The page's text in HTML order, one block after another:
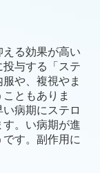
る効果が高い
与する「ステ
や、複視やま
ともありま
病期にステロ
。い病期が進
す。副作用に